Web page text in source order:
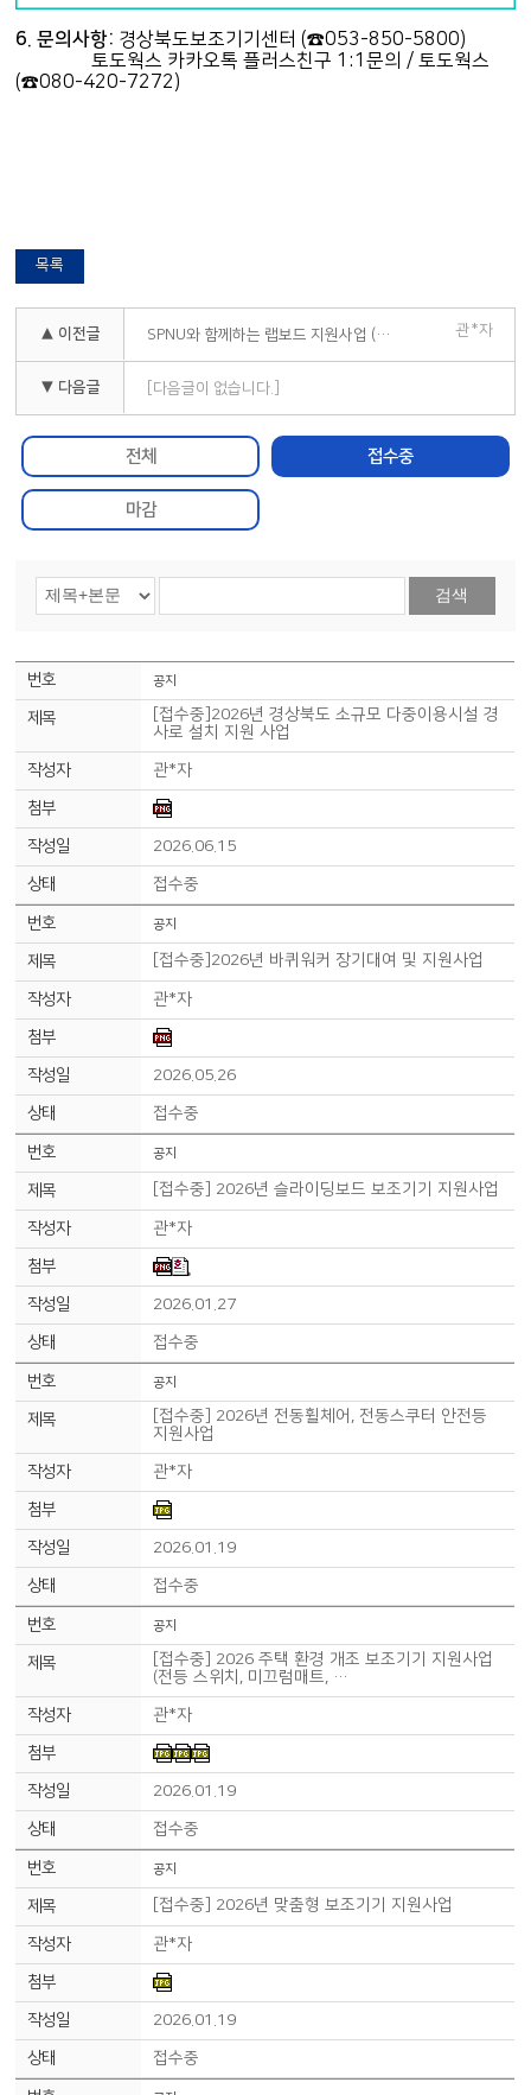
6. 문의사항: 경상북도보조기기센터 (☎053-850-5800)
토도웍스 카카오톡 플러스친구 1:1문의 / 토도웍스
(☎080-420-7272)
목록
▲ 이전글 SPNU와 함께하는 랩보드 지원사업 (전동휠체어용 랩보드 지원) 관*자
▼ 다음글 [다음글이 없습니다.]
전체 접수중
마감
검색
공지
[접수중]2026년 경상북도 소규모 다중이용시설 경
사로 설치 지원 사업
관*자
2026.06.15
접수중
공지
[접수중]2026년 바퀴워커 장기대여 및 지원사업
관*자
2026.05.26
접수중
공지
[접수중] 2026년 슬라이딩보드 보조기기 지원사업
관*자
2026.01.27
접수중
공지
[접수중] 2026년 전동휠체어, 전동스쿠터 안전등
지원사업
관*자
2026.01.19
접수중
공지
[접수중] 2026 주택 환경 개조 보조기기 지원사업
(전등 스위치, 미끄럼매트, …
관*자
2026.01.19
접수중
공지
[접수중] 2026년 맞춤형 보조기기 지원사업
관*자
2026.01.19
접수중